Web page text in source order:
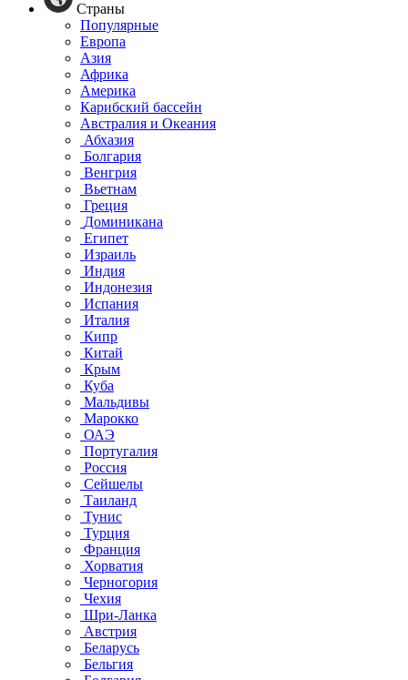
Страны
Популярные
Европа
Азия
Африка
Америка
Карибский бассейн
Австралия и Океания
Абхазия
Болгария
Венгрия
Вьетнам
Греция
Доминикана
Египет
Израиль
Индия
Индонезия
Испания
Италия
Кипр
Китай
Крым
Куба
Мальдивы
Марокко
ОАЭ
Португалия
Россия
Сейшелы
Таиланд
Тунис
Турция
Франция
Хорватия
Черногория
Чехия
Шри-Ланка
Австрия
Беларусь
Бельгия